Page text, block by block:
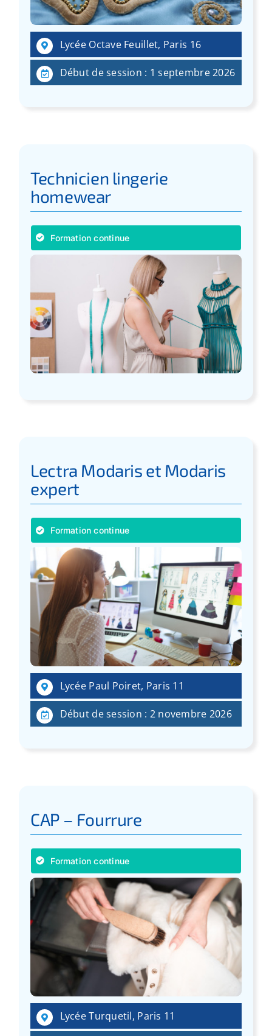
Lycée Octave Feuillet, Paris 16
Début de session : 1 septembre 2026
Technicien lingerie
homewear
Formation continue
Lectra Modaris et Modaris
expert
Formation continue
Lycée Paul Poiret, Paris 11
Début de session : 2 novembre 2026
CAP – Fourrure
Formation continue
Lycée Turquetil, Paris 11